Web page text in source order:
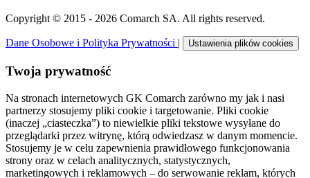
Copyright © 2015 - 2026 Comarch SA. All rights reserved.
Dane Osobowe i Polityka Prywatności | Ustawienia plików cookies
Twoja prywatność
Na stronach internetowych GK Comarch zarówno my jak i nasi
partnerzy stosujemy pliki cookie i targetowanie. Pliki cookie
(inaczej „ciasteczka”) to niewielkie pliki tekstowe wysyłane do
przeglądarki przez witrynę, którą odwiedzasz w danym momencie.
Stosujemy je w celu zapewnienia prawidłowego funkcjonowania
strony oraz w celach analitycznych, statystycznych,
marketingowych i reklamowych – do serwowanie reklam, których